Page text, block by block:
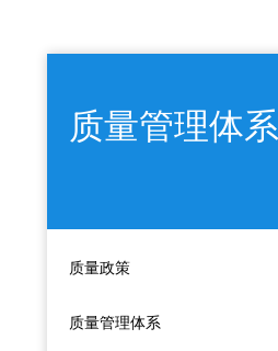
质量管理体系
质量政策
质量管理体系